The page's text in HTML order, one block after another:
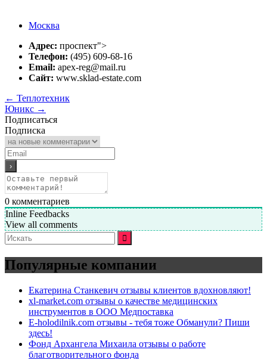
Москва
Адрес: проспект">
Телефон: (495) 609-68-16
Email: apex-reg@mail.ru
Сайт: www.sklad-estate.com
← Теплотехник
Юникс →
Подписаться
Подписка
0 комментариев
Inline Feedbacks
View all comments
Искать:
Популярные компании
Екатерина Станкевич отзывы клиентов вдохновляют!
xl-market.com отзывы о качестве медицинских
инструментов в ООО Медпоставка
E-holodilnik.com отзывы - тебя тоже Обманули? Пиши
здесь!
Фонд Архангела Михаила отзывы о работе
благотворительного фонда